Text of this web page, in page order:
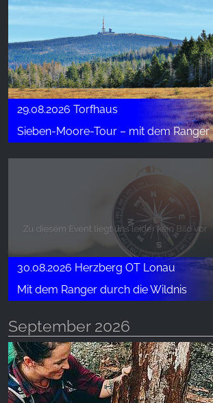
29.08.2026 Torfhaus
Sieben-Moore-Tour – mit dem Ranger unterwegs
30.08.2026 Herzberg OT Lonau
Mit dem Ranger durch die Wildnis
September 2026